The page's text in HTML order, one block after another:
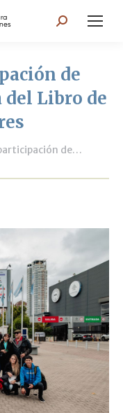
Search:
de
Libro de
de…